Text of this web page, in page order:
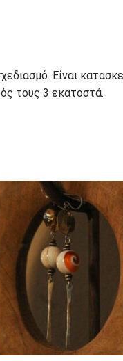
Είναι
τους 3 εκατοστά.